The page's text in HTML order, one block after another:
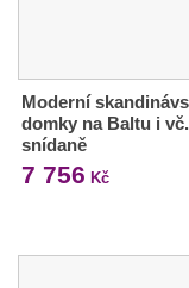
Moderní
domky na Baltu i vč.
snídaně
7 756 Kč